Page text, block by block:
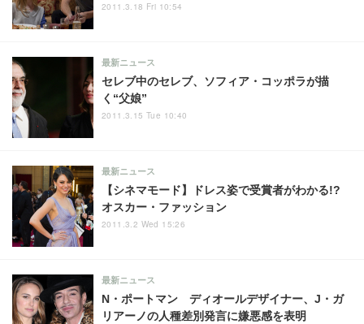
2011.3.18 Fri 10:54
セレブ中のセレブ、ソフィア・コッポラが描
く“父娘”
最新ニュース
2011.3.15 Tue 10:40
【シネマモード】ドレス姿で受賞者がわかる!?
オスカー・ファッション
最新ニュース
2011.3.2 Wed 15:26
N・ポートマン ディオールデザイナー、J・ガ
リアーノの人種差別発言に嫌悪感を表明
最新ニュース